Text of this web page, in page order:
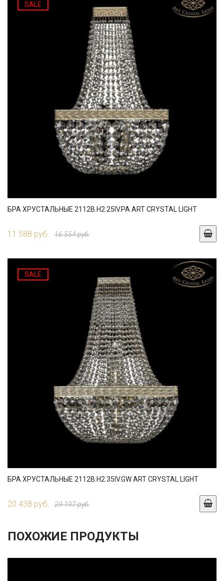
SALE
БРА ХРУСТАЛЬНЫЕ 2112B.H2.25IV.PA ART CRYSTAL LIGHT
11 588 руб. 16 554 руб.
SALE
БРА ХРУСТАЛЬНЫЕ 2112B.H2.35IV.GW ART CRYSTAL LIGHT
20 438 руб. 29 197 руб.
ПОХОЖИЕ ПРОДУКТЫ